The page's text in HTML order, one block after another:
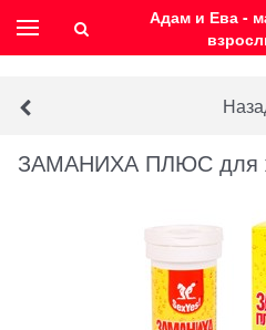
Адам и Ева -
ЗАМАНИХА ПЛЮС для